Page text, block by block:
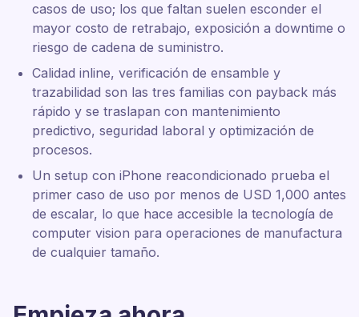
casos de uso; los que faltan suelen esconder el
mayor costo de retrabajo, exposición a downtime o
riesgo de cadena de suministro.
Calidad inline, verificación de ensamble y
trazabilidad son las tres familias con payback más
rápido y se traslapan con mantenimiento
predictivo, seguridad laboral y optimización de
procesos.
Un setup con iPhone reacondicionado prueba el
primer caso de uso por menos de USD 1,000 antes
de escalar, lo que hace accesible la tecnología de
computer vision para operaciones de manufactura
de cualquier tamaño.